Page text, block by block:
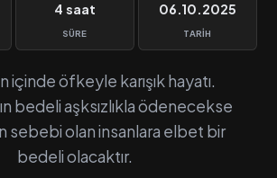
4 saat
SÜRE
06.10.2025
TARIH
içinde öfkeyle karışık hayatı.
bedeli aşksızlıkla ödenecekse
sebebi olan insanlara elbet bir
bedeli olacaktır.